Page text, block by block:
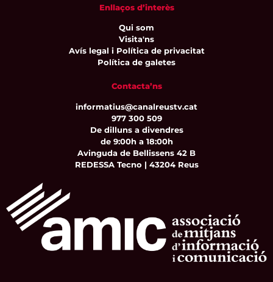
Enllaços d’interès
Qui som
Visita'ns
Avís legal i Política de privacitat
Política de galetes
Contacta’ns
informatius@canalreustv.cat
977 300 509
De dilluns a divendres
de 9:00h a 18:00h
Avinguda de Bellissens 42 B
REDESSA Tecno | 43204 Reus